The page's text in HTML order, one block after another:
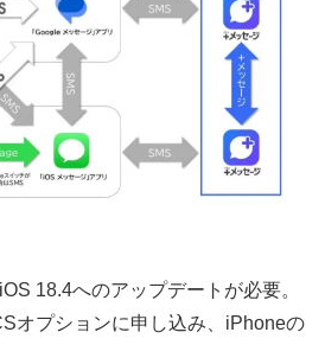
18.4へのアップデートが必要。
オプションに申し込み、iPhoneの